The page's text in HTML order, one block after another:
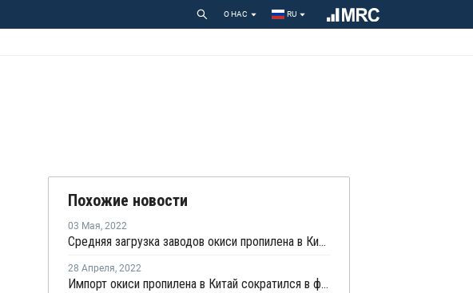
О НАС RU
Похожие новости
03 Мая, 2022
Средняя загрузка заводов окиси пропилена в Китае немного снизилась на первой неделе апреля
28 Апреля, 2022
Импорт окиси пропилена в Китай сократился в феврале более чем наполовину